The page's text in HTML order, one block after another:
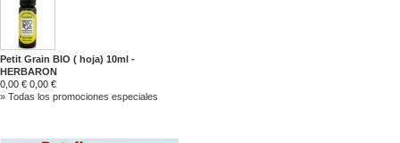
Petit Grain BIO ( hoja) 10ml -
HERBARON
0,00 € 0,00 €
» Todas los promociones especiales